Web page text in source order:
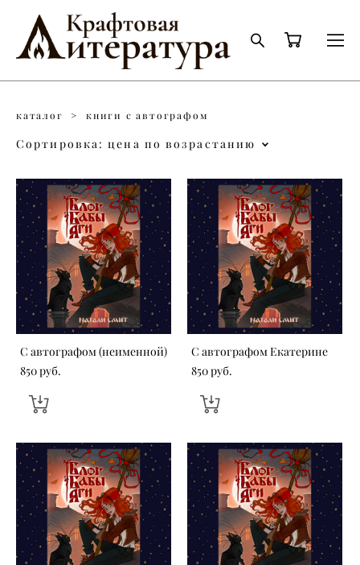
каталог > книги с автографом
Сортировка: цена по возрастанию
С автографом (неименной)
850 pуб.
С автографом Екатерине
850 pуб.